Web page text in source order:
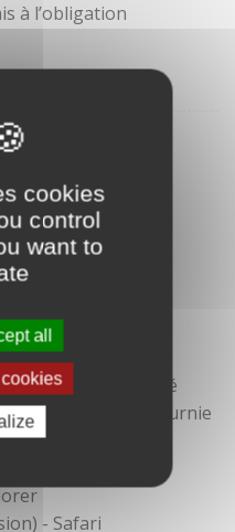
cookies
control
want to
all
à l’obligation
du site
de contenus ont été
de référence fournie
- Safari